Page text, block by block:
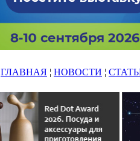
ГЛАВНАЯ ¦ НОВОСТИ ¦